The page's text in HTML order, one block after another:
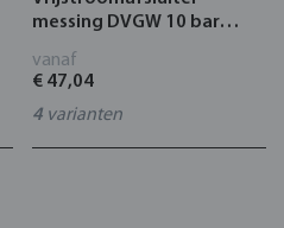
messing DVGW 10 bar
vanaf
€ 47,04
4 varianten